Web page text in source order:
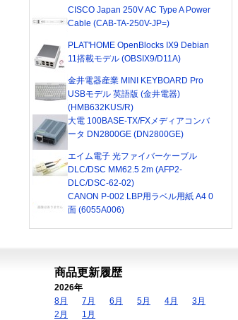
CISCO Japan 250V AC Type A Power
Cable (CAB-TA-250V-JP=)
PLAT'HOME OpenBlocks IX9 Debian
11搭載モデル (OBSIX9/D11A)
金井電器産業 MINI KEYBOARD Pro
USBモデル 英語版 (金井電器)
(HMB632KUS/R)
大電 100BASE-TX/FXメディアコンバ
ータ DN2800GE (DN2800GE)
エイム電子 光ファイバーケーブル
DLC/DSC MM62.5 2m (AFP2-
DLC/DSC-62-02)
CANON P-002 LBP用ラベル用紙 A4 0
面 (6055A006)
商品更新履歴
2026年
8月
7月 6月 5月 4月
3月
2月
1月